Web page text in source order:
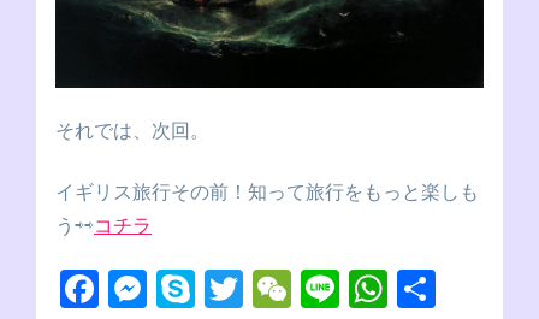
それでは、次回。
イギリス旅行その前！知って旅行をもっと楽しも
う⇨⇨コチラ
F
M
S
T
W
Li
W